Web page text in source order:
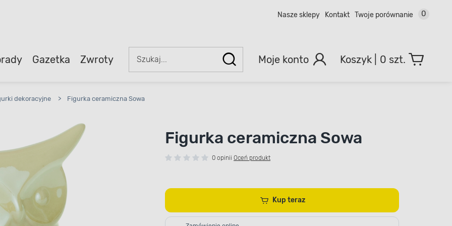
Nasze sklepy Kontakt Twoje porównanie 0
Gazetka Zwroty Moje konto 0 szt.
dekoracyjne > Figurka ceramiczna Sowa
Figurka ceramiczna Sowa
0 opinii Oceń produkt
Kup teraz